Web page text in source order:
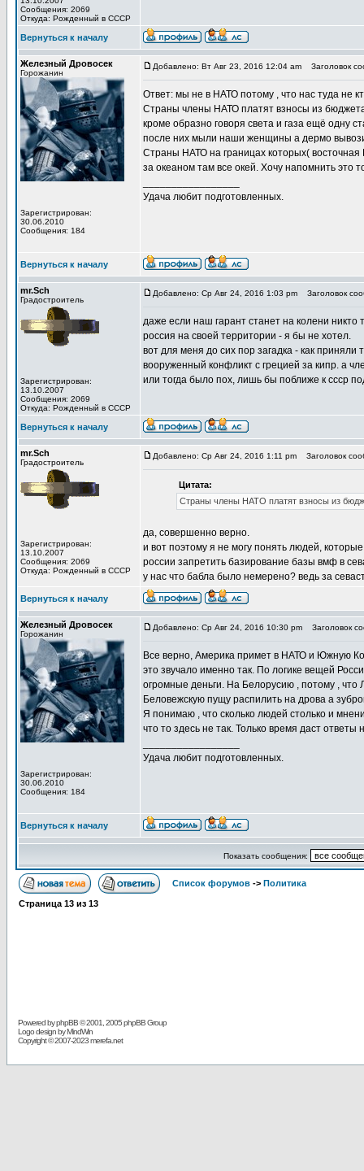
Сообщения: 2069
Откуда: Рожденный в СССР
Вернуться к началу
Железный Дровосек
Горожанин
Зарегистрирован:
30.06.2010
Сообщения: 184
Добавлено: Вт Авг 23, 2016 12:04 am Заголовок
Ответ: мы не в НАТО потому , что нас туда не
Страны члены НАТО платят взносы из
кроме образно говоря света и газа ещё одну
после них мыли наши женщины а дермо
Страны НАТО на границах которых(
за океаном там все окей. Хочу напомнить это
Удача любит подготовленных.
Вернуться к началу
mr.Sch
Градостроитель
Зарегистрирован:
13.10.2007
Сообщения: 2069
Откуда: Рожденный в СССР
Добавлено: Ср Авг 24, 2016 1:03 pm Заголовок
даже если наш гарант станет на колени никто
россия на своей территории - я бы не хотел.
вот для меня до сих пор загадка - как
вооруженный конфликт с грецией за кипр. а
или тогда было пох, лишь бы поближе к ссср
Вернуться к началу
mr.Sch
Градостроитель
Зарегистрирован:
13.10.2007
Сообщения: 2069
Откуда: Рожденный в СССР
Добавлено: Ср Авг 24, 2016 1:11 pm Заголовок
Цитата:
Страны члены НАТО платят взносы из
да, совершенно верно.
и вот поэтому я не могу понять людей,
россии запретить базирование базы вмф в
у нас что бабла было немерено? ведь за
Вернуться к началу
Железный Дровосек
Горожанин
Зарегистрирован:
30.06.2010
Сообщения: 184
Добавлено: Ср Авг 24, 2016 10:30 pm Заголовок
Все верно, Америка примет в НАТО и Южную
это звучало именно так. По логике вещей
огромные деньги. На Белорусию , потому ,
Беловежскую пущу распилить на дрова а
Я понимаю , что сколько людей столько и
что то здесь не так. Только время даст ответы
Удача любит подготовленных.
Вернуться к началу
Показать сообщения:
Список форумов -> Политика
Страница 13 из 13
Powered byphpBB© 2001, 2005 phpBB Group
Logo design by MindWin
Copyright © 2007-2023 merefa.net